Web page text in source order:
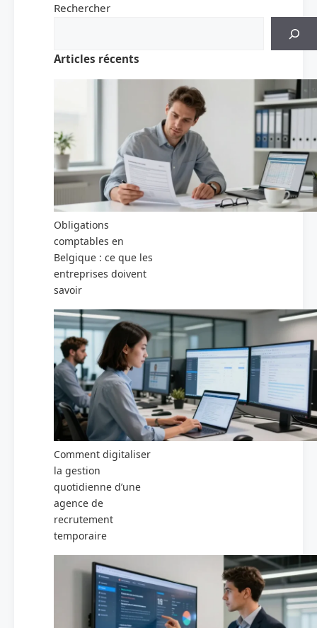
Rechercher
Articles récents
Obligations
comptables en
Belgique : ce que les
entreprises doivent
savoir
Comment digitaliser
la gestion
quotidienne d’une
agence de
recrutement
temporaire